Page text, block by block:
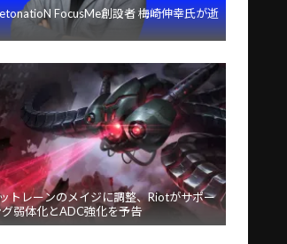
FocusMe創設者 梅崎伸幸氏が逝
トレーンのメイジに調整、Riotがサポー
グ弱体化とADC強化を予告